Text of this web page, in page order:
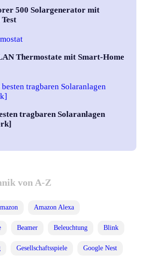
500 Solargenerator mit
Thermostate mit Smart-Home
tragbaren Solaranlagen
von A-Z
Amazon Alexa
Beamer Beleuchtung Blink
Gesellschaftsspiele Google Nest